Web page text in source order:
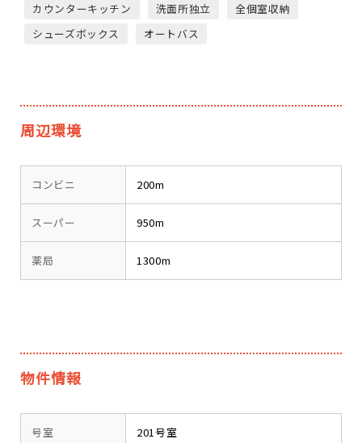
カウンターキッチン
洗面所独立
全個室収納
シューズボックス
オートバス
周辺環境
コンビニ 200m
スーパー 950m
薬局 1300m
物件情報
号室 201号室